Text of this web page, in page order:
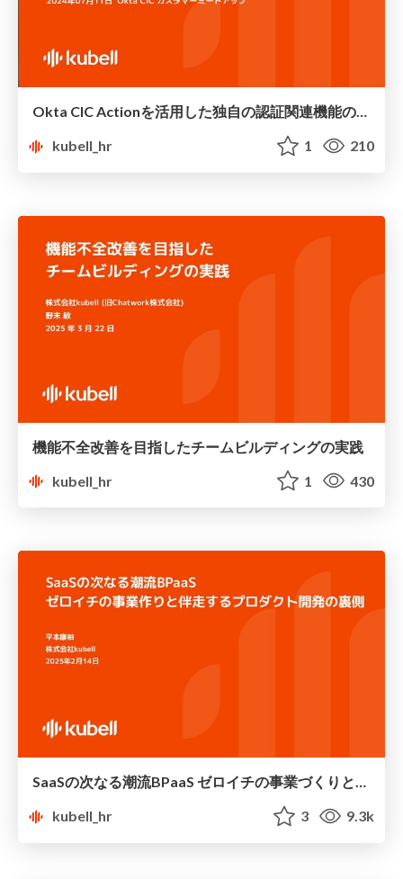
Okta CIC Actionを活用した独自の認証関連機能の移行方法、およびログやメトリクスの監視手法について実例紹介
kubell_hr
1 210
機能不全改善を目指したチームビルディングの実践
kubell_hr
1 430
SaaSの次なる潮流BPaaS ゼロイチの事業づくりと伴走するプロダクト開発の裏側
kubell_hr
3 9.3k